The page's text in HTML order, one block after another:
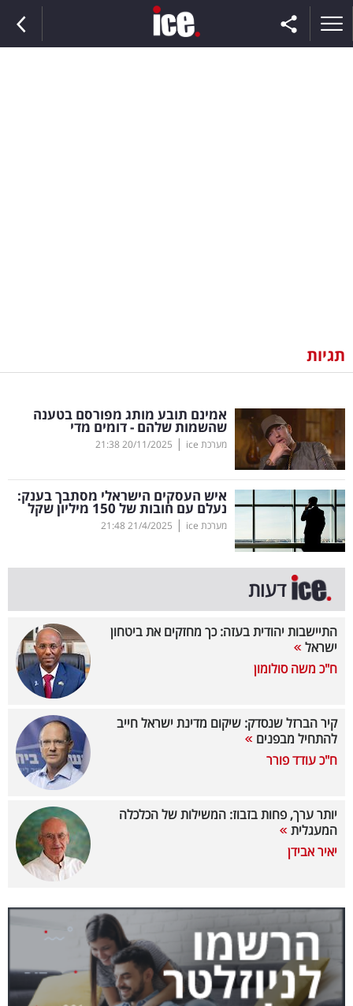
וצרכנות
דיגיטל
וטק
שיווק
ופרסום
משפט
מדדים
ומחקרים
דעות
רכילות
קריפטו
טלוויזיה
עסקי
קריירה
ולימודים
מינויים
תגיות
אמינם תובע מותג מפורסם בטענה
שהשמות שלהם - דומים מדי
מערכת ice |
20/11/2025
21:38
איש העסקים הישראלי מסתבך בענק:
נעלם עם חובות של 150 מיליון שקל
מערכת ice |
21/4/2025
21:48
דעות
התיישבות יהודית בעזה: כך מחזקים את ביטחון
ישראל
ח"כ משה סולומון
קיר הברזל שנסדק: שיקום מדינת ישראל חייב
להתחיל מבפנים
ח"כ עודד פורר
יותר ערך, פחות בזבוז: המשילות של הכלכלה
המעגלית
יאיר אבידן